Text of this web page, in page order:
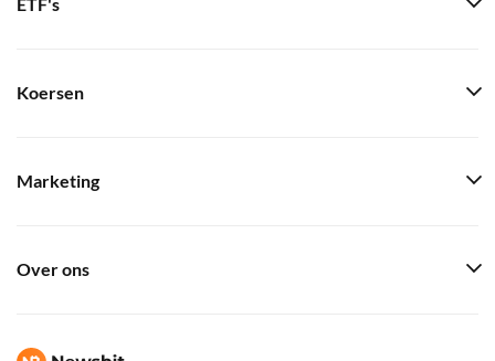
ETF's
Koersen
Marketing
Over ons